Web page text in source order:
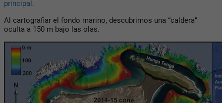
principal.
Al cartografiar el fondo marino, descubrimos una “caldera”
oculta a 150 m bajo las olas.